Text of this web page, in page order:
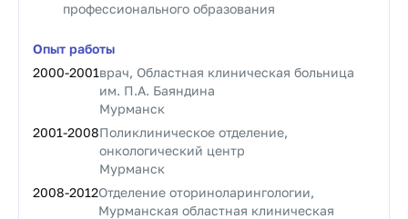
профессионального образования
Опыт работы
2000-2001врач, Областная клиническая больница
им. П.А. Баяндина
Мурманск
2001-2008Поликлиническое отделение,
онкологический центр
Мурманск
2008-2012Отделение оториноларингологии,
Мурманская областная клиническая